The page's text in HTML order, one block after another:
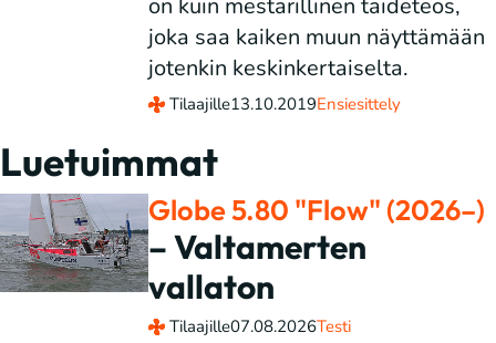
joka saa kaiken muun näyttämään
jotenkin keskinkertaiselta.
Tilaajille13.10.2019Ensiesittely
Luetuimmat
Globe 5.80 "Flow" (2026–)
– Valtamerten
vallaton
Tilaajille07.08.2026Testi